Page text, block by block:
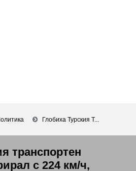
Глобиха Турския Т...
транспортен
с 224 км/ч,